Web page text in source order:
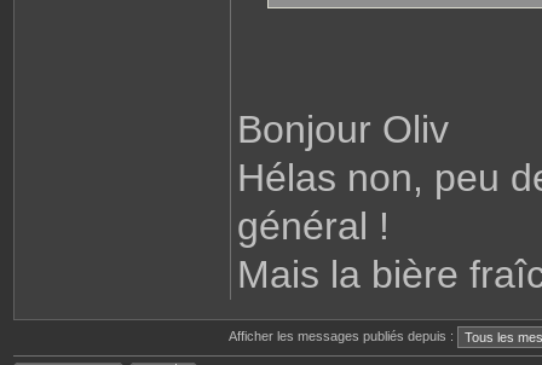
Bonjour Oliv
Hélas non, peu
général !
Mais la bière
Afficher les messages publiés depuis :